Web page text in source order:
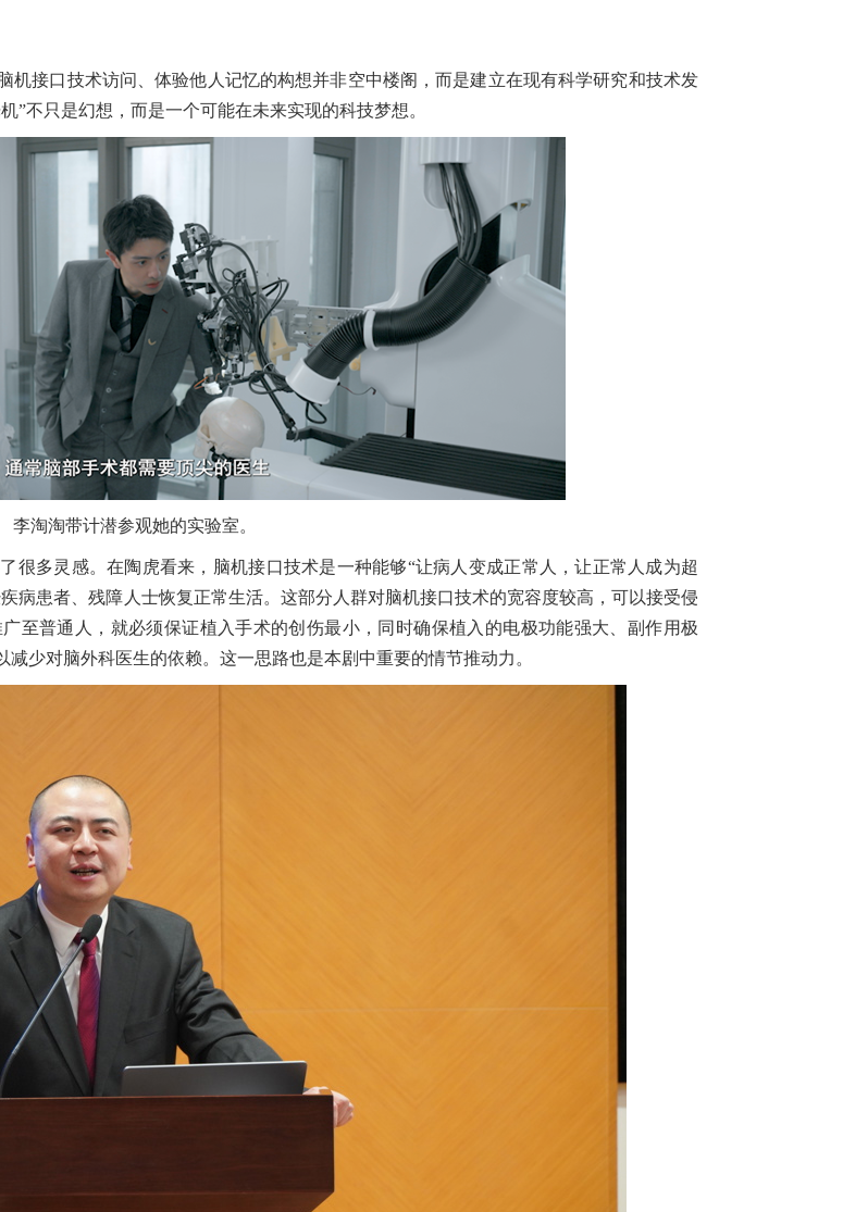
接口技术访问、体验他人记忆的构想并非空中楼阁，而是建立在现有科学研究和技术发
”不只是幻想，而是一个可能在未来实现的科技梦想。
李淘淘带计潜参观她的实验室。
多灵感。在陶虎看来，脑机接口技术是一种能够“让病人变成正常人，让正常人成为超
病患者、残障人士恢复正常生活。这部分人群对脑机接口技术的宽容度较高，可以接受侵
至普通人，就必须保证植入手术的创伤最小，同时确保植入的电极功能强大、副作用极
少对脑外科医生的依赖。这一思路也是本剧中重要的情节推动力。